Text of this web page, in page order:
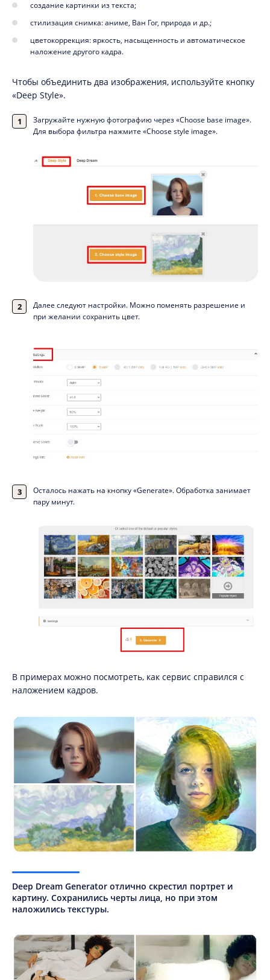
создание картинки из текста;
стилизация снимка: аниме, Ван Гог, природа и др.;
цветокоррекция: яркость, насыщенность и автоматическое
наложение другого кадра.
Чтобы объединить два изображения, используйте кнопку
«Deep Style».
Загружайте нужную фотографию через «Choose base image».
Для выбора фильтра нажмите «Choose style image».
Далее следуют настройки. Можно поменять разрешение и
при желании сохранить цвет.
Осталось нажать на кнопку «Generate». Обработка занимает
пару минут.
В примерах можно посмотреть, как сервис справился с
наложением кадров.
Deep Dream Generator отлично скрестил портрет и
картину. Сохранились черты лица, но при этом
наложились текстуры.